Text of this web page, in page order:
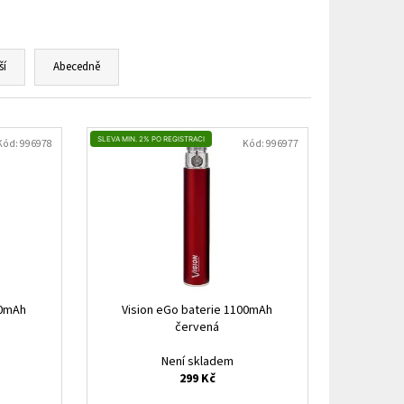
Abecedně
996978 SLEVA MIN. 2% PO REGISTRACI
Vision eGo baterie 1100mAh
červená
Není skladem
299 Kč
Kód:996977